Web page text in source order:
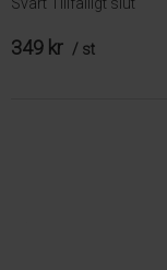
349 kr / st